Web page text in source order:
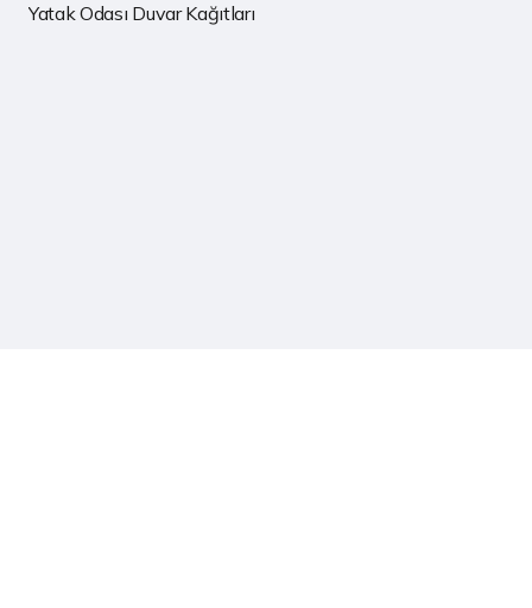
Çocuk Odası Duvar Kağıtları